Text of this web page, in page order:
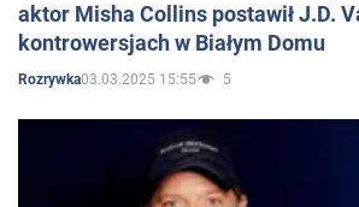
aktor Misha Collins postawił J.D.
kontrowersjach w Białym Domu
Rozrywka03.03.2025 15:55 5